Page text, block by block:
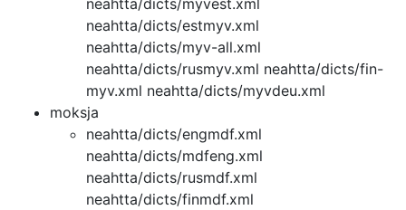
neahtta/dicts/myvest.xml
neahtta/dicts/estmyv.xml
neahtta/dicts/myv-all.xml
neahtta/dicts/rusmyv.xml neahtta/dicts/fin-
myv.xml neahtta/dicts/myvdeu.xml
moksja
neahtta/dicts/engmdf.xml
neahtta/dicts/mdfeng.xml
neahtta/dicts/rusmdf.xml
neahtta/dicts/finmdf.xml